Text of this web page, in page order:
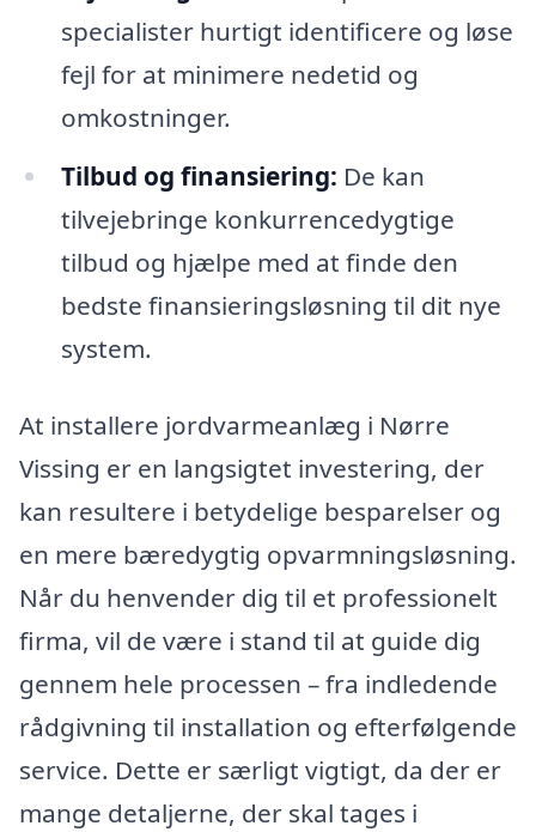
specialister hurtigt identificere og løse
fejl for at minimere nedetid og
omkostninger.
Tilbud og finansiering: De kan
tilvejebringe konkurrencedygtige
tilbud og hjælpe med at finde den
bedste finansieringsløsning til dit nye
system.
At installere jordvarmeanlæg i Nørre
Vissing er en langsigtet investering, der
kan resultere i betydelige besparelser og
en mere bæredygtig opvarmningsløsning.
Når du henvender dig til et professionelt
firma, vil de være i stand til at guide dig
gennem hele processen – fra indledende
rådgivning til installation og efterfølgende
service. Dette er særligt vigtigt, da der er
mange detaljerne, der skal tages i